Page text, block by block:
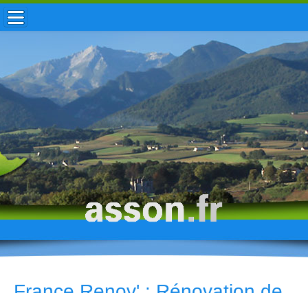
ACCUEIL / INFOS
MUNICIPALITÉ
VIE LOCALE
ENFANCE
TOURISME
HISTOIRE